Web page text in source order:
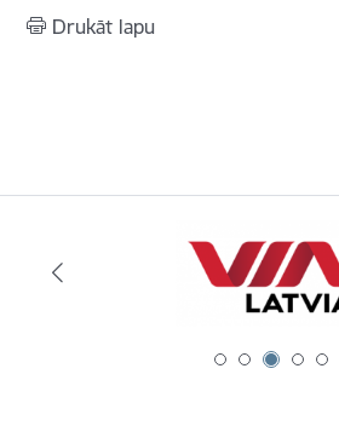
Drukāt lapu